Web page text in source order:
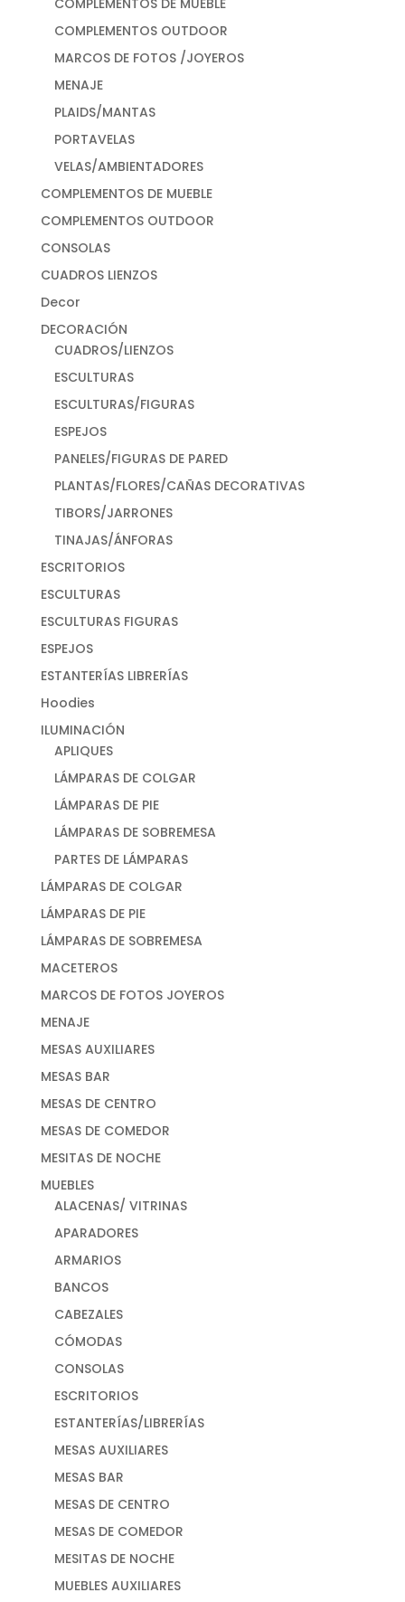
COMPLEMENTOS OUTDOOR
MARCOS DE FOTOS /JOYEROS
MENAJE
PLAIDS/MANTAS
PORTAVELAS
VELAS/AMBIENTADORES
COMPLEMENTOS DE MUEBLE
COMPLEMENTOS OUTDOOR
CONSOLAS
CUADROS LIENZOS
Decor
DECORACIÓN
CUADROS/LIENZOS
ESCULTURAS
ESCULTURAS/FIGURAS
ESPEJOS
PANELES/FIGURAS DE PARED
PLANTAS/FLORES/CAÑAS DECORATIVAS
TIBORS/JARRONES
TINAJAS/ÁNFORAS
ESCRITORIOS
ESCULTURAS
ESCULTURAS FIGURAS
ESPEJOS
ESTANTERÍAS LIBRERÍAS
Hoodies
ILUMINACIÓN
APLIQUES
LÁMPARAS DE COLGAR
LÁMPARAS DE PIE
LÁMPARAS DE SOBREMESA
PARTES DE LÁMPARAS
LÁMPARAS DE COLGAR
LÁMPARAS DE PIE
LÁMPARAS DE SOBREMESA
MACETEROS
MARCOS DE FOTOS JOYEROS
MENAJE
MESAS AUXILIARES
MESAS BAR
MESAS DE CENTRO
MESAS DE COMEDOR
MESITAS DE NOCHE
MUEBLES
ALACENAS/ VITRINAS
APARADORES
ARMARIOS
BANCOS
CABEZALES
CÓMODAS
CONSOLAS
ESCRITORIOS
ESTANTERÍAS/LIBRERÍAS
MESAS AUXILIARES
MESAS BAR
MESAS DE CENTRO
MESAS DE COMEDOR
MESITAS DE NOCHE
MUEBLES AUXILIARES